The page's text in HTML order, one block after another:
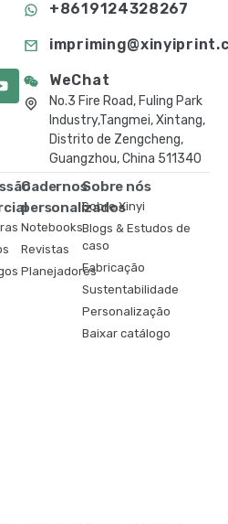
+8619124328267
WeChat
No.3 Fire Road, Fuling Park
Industry,Tangmei, Xintang,
Distrito de Zengcheng,
Guangzhou, China 511340
Cadernos
personalizados
Notebooks
Revistas
Planejadores
Sobre nós
Sobre Xinyi
Blogs & Estudos de
caso
Fabricação
Sustentabilidade
Personalização
Baixar catálogo